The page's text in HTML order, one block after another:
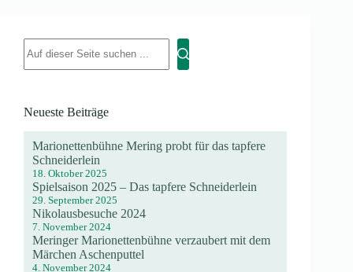
Neueste Beiträge
Marionettenbühne Mering probt für das tapfere
Schneiderlein
18. Oktober 2025
Spielsaison 2025 – Das tapfere Schneiderlein
29. September 2025
Nikolausbesuche 2024
7. November 2024
Meringer Marionettenbühne verzaubert mit dem
Märchen Aschenputtel
4. November 2024